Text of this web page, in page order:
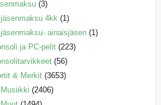
(3)
jäsenmaksu 4kk (1)
jäsenmaksu- ainaisjäsen (1)
ja PC-pelit (223)
(56)
& Merkit (3653)
Musiikki (2406)